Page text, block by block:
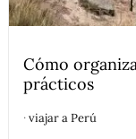
Cómo
prácticos
·viajar a Perú